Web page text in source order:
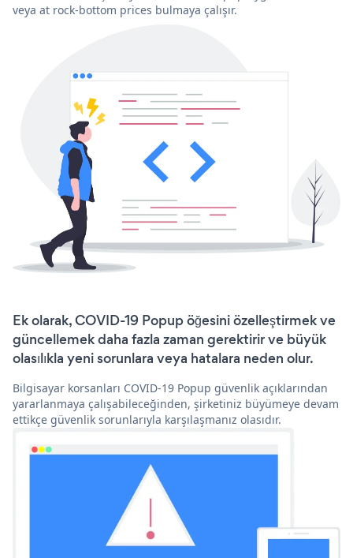
veya at rock-bottom prices bulmaya çalışır.
Ek olarak, COVID-19 Popup öğesini özelleştirmek ve
güncellemek daha fazla zaman gerektirir ve büyük
olasılıkla yeni sorunlara veya hatalara neden olur.
Bilgisayar korsanları COVID-19 Popup güvenlik açıklarından
yararlanmaya çalışabileceğinden, şirketiniz büyümeye devam
ettikçe güvenlik sorunlarıyla karşılaşmanız olasıdır.